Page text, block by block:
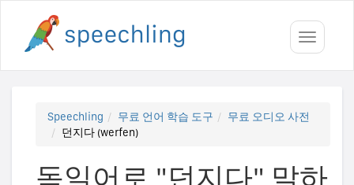
Toggle
Speechling 무료 언어 학습 도구
무료 오디오 사전
던지다 (werfen)
독일어로 "던지다" 말하